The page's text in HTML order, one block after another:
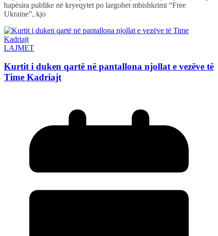
hapësira publike në kryeqytet po largohet mbishkrimi “Free
Ukraine”, kjo
LAJMET
Kurtit i duken qartë në pantallona njollat e vezëve të
Time Kadriajt